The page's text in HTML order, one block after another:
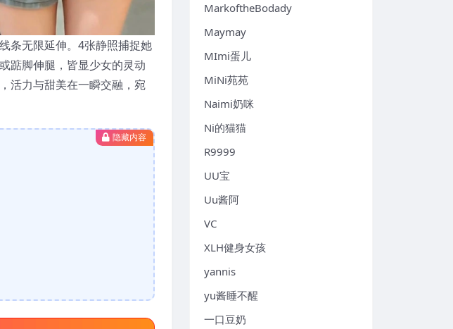
条无限延伸。4张静照捕捉她
踮脚伸腿，皆显少女的灵动
活力与甜美在一瞬交融，宛
隐藏内容
MarkoftheBodady
Maymay
MImi蛋儿
MiNi苑苑
Naimi奶咪
Ni的猫猫
R9999
UU宝
Uu酱阿
VC
XLH健身女孩
yannis
yu酱睡不醒
一口豆奶